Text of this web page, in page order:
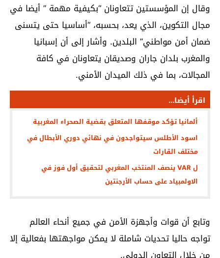
وقال إن المؤسستين تتعاونان “بكيفية مهمة ” أيضا في
مجال التكوين، الذي يعد، بحسبه، “أساسيا حتى يتسنى
ضمان أمن مواطني” البلدين. وأشار إلى أن إسبانيا
والمغرب بلدان جاران وصديقان يتعاونان في كافة
المجالات، بما في ذلك الميدان الأمني.
اقرأ أيضا...
ألمانيا تؤكد موقفها المتعلق بقضية الصحراء المغربية
اسود الأطلس سيتواجدون في نهائي دوري الأبطال في
مختلف القارات
ل VAR ينصف المنتخب المغربي لتحقيق أول فوز في
الاولمبياد على حساب الأرجنتين
وتابع أن قوات وأجهزة الأمن في جميع أنحاء العالم
تواجه حاليا تحديات شاملة لا يمكن مواجهتها بفعالية إلا